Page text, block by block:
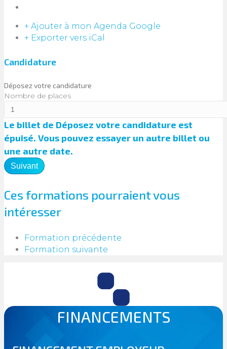
+ Ajouter à mon Agenda Google
+ Exporter vers iCal
Candidature
Déposez votre candidature
Nombre de places
Le billet de Déposez votre candidature est
épuisé. Vous pouvez essayer un autre billet ou
une autre date.
Suivant
Ces formations pourraient vous
intéresser
Formation précédente
Formation suivante
FINANCEMENTS